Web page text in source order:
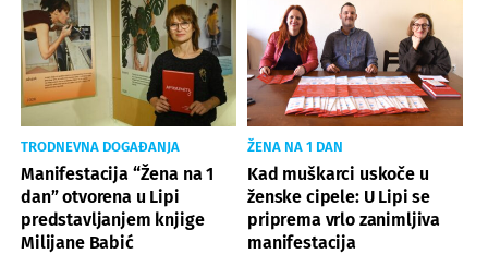
TRODNEVNA DOGAĐANJA
Manifestacija “Žena na 1
dan” otvorena u Lipi
predstavljanjem knjige
Milijane Babić
ŽENA NA 1 DAN
Kad muškarci uskoče u
ženske cipele: U Lipi se
priprema vrlo zanimljiva
manifestacija